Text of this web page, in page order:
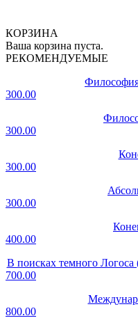
КОРЗИНА
Ваша корзина пуста.
РЕКОМЕНДУЕМЫЕ
300.00
300.00
300.00
300.00
400.00
В поисках темного Логоса
700.00
800.00